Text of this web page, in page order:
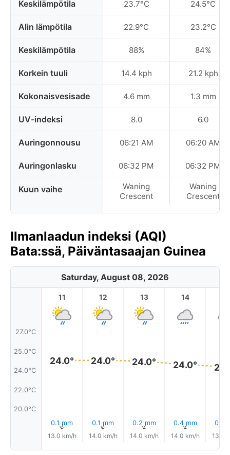
Keskilämpötila
Alin lämpötila
Keskilämpötila
Korkein tuuli
Kokonaisvesisade
UV-indeksi
Auringonnousu
Auringonlasku
Kuun vaihe
23.7°C
22.9°C
88%
14.4 kph
4.6 mm
8.0
06:21 AM
06:32 PM
Waning
Crescent
24.5°C
23.2°C
84%
21.2 kph
1.3 mm
6.0
06:20 AM
06:32 PM
Waning
Crescent
Ilmanlaadun indeksi (AQI)
Bata:ssä, Päiväntasaajan Guinea
Saturday, August 08, 2026
27.0°C
25.0°C
24.0°C
22.0°C
20.0°C
11
24.0°
0.1 mm
↑
13.0 km/h
12
24.0°
0.1 mm
↑
14.0 km/h
13
24.0°
0.2 mm
↑
14.0 km/h
14
24.0°
0.4 mm
↑
14.0 km/h
0.5
13.0